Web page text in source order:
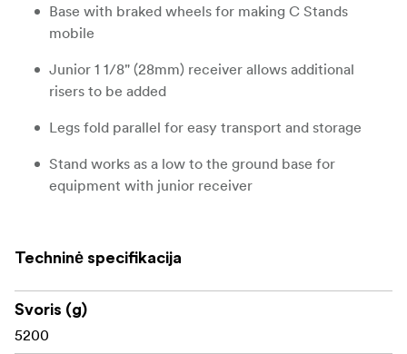
Base with braked wheels for making C Stands
mobile
Junior 1 1/8" (28mm) receiver allows additional
risers to be added
Legs fold parallel for easy transport and storage
Stand works as a low to the ground base for
equipment with junior receiver
Techninė specifikacija
Svoris (g)
5200